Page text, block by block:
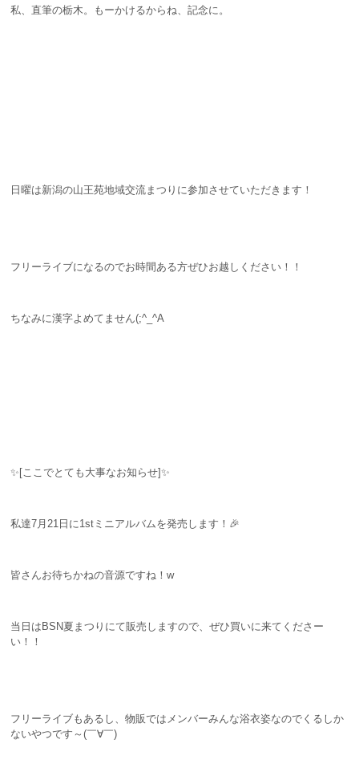
私、直筆の栃木。もーかけるからね、記念に。
日曜は新潟の山王苑地域交流まつりに参加させていただきます！
フリーライブになるのでお時間ある方ぜひお越しください！！
ちなみに漢字よめてません(;^_^A
✨[ここでとても大事なお知らせ]✨
私達7月21日に1stミニアルバムを発売します！🎉
皆さんお待ちかねの音源ですね！w
当日はBSN夏まつりにて販売しますので、ぜひ買いに来てくださー
い！！
フリーライブもあるし、物販ではメンバーみんな浴衣姿なのでくるしか
ないやつです～(￣∀￣)